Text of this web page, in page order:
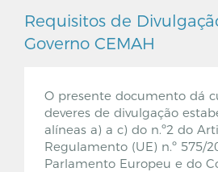
Requisitos de
Governo CEMAH
O presente documento dá
deveres de divulgação
alíneas a) a c) do n.º2 do
Regulamento (UE) n.º 575/
Parlamento Europeu e do